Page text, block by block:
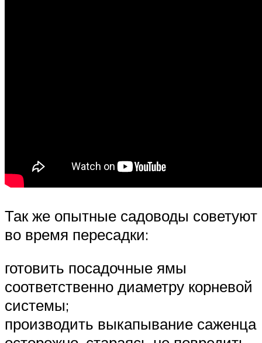
Так же опытные садоводы советуют
во время пересадки:
готовить посадочные ямы
соответственно диаметру корневой
системы;
производить выкапывание саженца